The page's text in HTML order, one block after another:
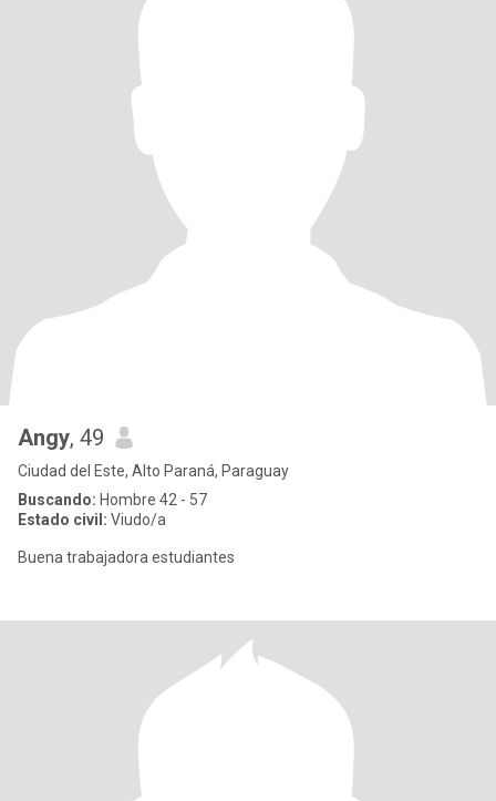
Angy, 49
Ciudad del Este, Alto Paraná, Paraguay
Buscando: Hombre 42 - 57
Estado civil: Viudo/a
Buena trabajadora estudiantes